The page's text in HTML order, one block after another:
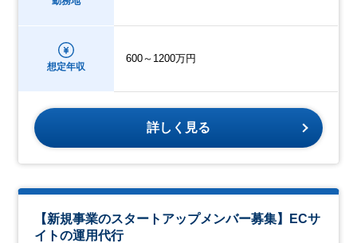
想定年収
600～1200万円
詳しく見る
【新規事業のスタートアップメンバー募集】ECサ
イトの運用代行